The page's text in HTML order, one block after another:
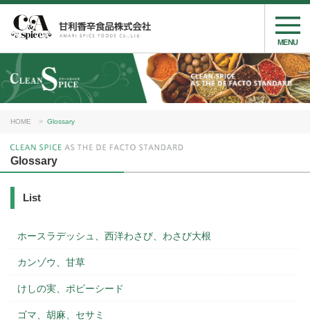
MENU
HOME Glossary
Glossary
List
ホースラデッシュ、西洋わさび、わさび大根
カンゾウ、甘草
けしの実、ポピーシード
ゴマ、胡麻、セサミ